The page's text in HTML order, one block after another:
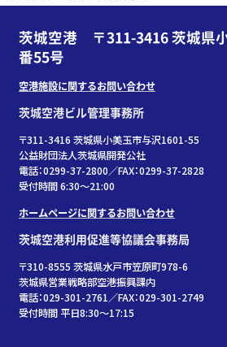
茨城空港 〒311-3416 茨城県
番55号
空港施設に関するお問い合わせ
茨城空港ビル管理事務所
〒311-3416 茨城県小美玉市与沢1601-55
公益財団法人茨城県開発公社
電話：0299-37-2800／FAX：0299-37-2828
受付時間 6:30〜21:00
ホームページに関するお問い合わせ
茨城空港利用促進等協議会事務局
〒310-8555 茨城県水戸市笠原町978-6
茨城県営業戦略部空港振興課内
電話：029-301-2761／FAX：029-301-2749
受付時間 平日8:30～17:15